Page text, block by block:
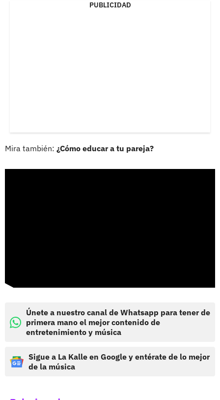
PUBLICIDAD
Mira también: ¿Cómo educar a tu pareja?
Únete a nuestro canal de Whatsapp para tener de
primera mano el mejor contenido de
entretenimiento y música
Sigue a La Kalle en Google y entérate de lo mejor
de la música